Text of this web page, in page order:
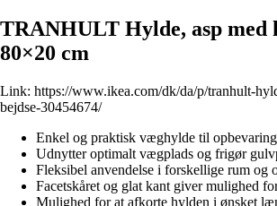
TRANHULT Hylde, asp med
80×20 cm
Link: https://www.ikea.com/dk/da/p/tranhult-
bejdse-30454674/
Enkel og praktisk væghylde til
Udnytter optimalt vægplads og frigør
Fleksibel anvendelse i forskellige rum og
Facetskåret og glat kant giver mulighed
Mulighed for at afkorte hylden i ønsket